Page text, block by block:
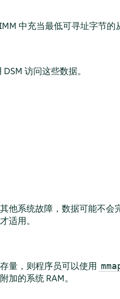
中充当最低可寻址字节的
访问这些数据。
他系统故障，数据可能不会
适用。
量，则程序员可以使用
的系统 RAM。